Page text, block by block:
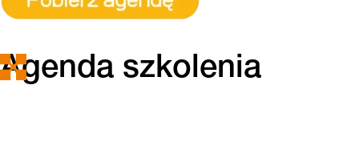
Agenda szkolenia